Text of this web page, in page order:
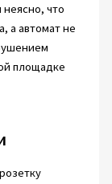
что
а автомат не
площадке